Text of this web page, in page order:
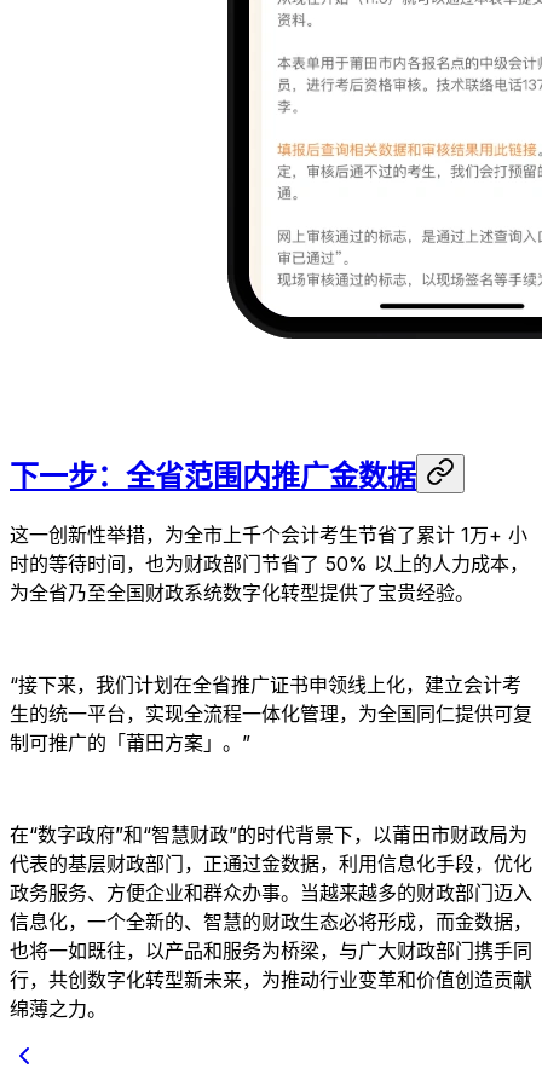
下一步：全省范围内推广金数据
这一创新性举措，为全市上千个会计考生节省了累计 1万+ 小
时的等待时间，也为财政部门节省了 50% 以上的人力成本，
为全省乃至全国财政系统数字化转型提供了宝贵经验。
“接下来，我们计划在全省推广证书申领线上化，建立会计考
生的统一平台，实现全流程一体化管理，为全国同仁提供可复
制可推广的「莆田方案」。”
在“数字政府”和“智慧财政”的时代背景下，以莆田市财政局为
代表的基层财政部门，正通过金数据，利用信息化手段，优化
政务服务、方便企业和群众办事。当越来越多的财政部门迈入
信息化，一个全新的、智慧的财政生态必将形成，而金数据，
也将一如既往，以产品和服务为桥梁，与广大财政部门携手同
行，共创数字化转型新未来，为推动行业变革和价值创造贡献
绵薄之力。